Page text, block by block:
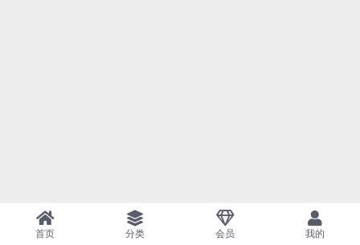
首页 分类 会员 我的